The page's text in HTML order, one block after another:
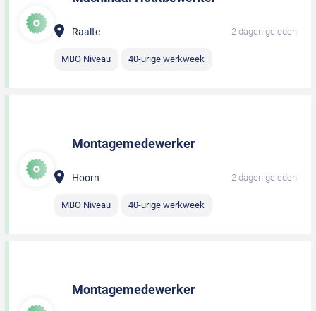
Raalte 2 dagen geleden
MBO Niveau 40-urige werkweek
Montagemedewerker
Hoorn 2 dagen geleden
MBO Niveau 40-urige werkweek
Montagemedewerker